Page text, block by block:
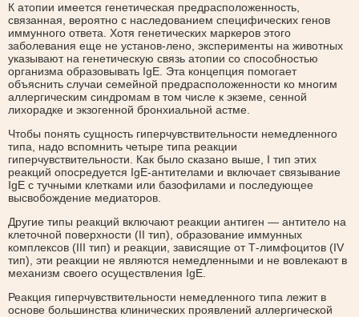
К атопии имеется генетическая предрасположенность,
связанная, вероятно с наследованием специфических генов
иммунного ответа. Хотя генетических маркеров этого
заболевания еще не установ-лено, эксперименты на животных
указывают на генетическую связь атопии со способностью
организма образовывать IgE. Эта концепция помогает
объяснить случаи семейной предрасположенности ко многим
аллергическим синдромам в том числе к экземе, сенной
лихорадке и экзогенной бронхиальной астме.
Чтобы понять сущность гиперчувствительности немедленного
типа, надо вспомнить четыре типа реакции
гиперчувствительности. Как было сказано выше, I тип этих
реакций опосредуется IgE-антителами и включает связывание
IgE с тучными клетками или базофилами и последующее
высвобождение медиаторов.
Другие типы реакций включают реакции антиген — антитело на
клеточной поверхности (II тип), образование иммунных
комплексов (III тип) и реакции, зависящие от Т-лимфоцитов (IV
тип), эти реакции не являются немедленными и не вовлекают в
механизм своего осуществления IgE.
Реакция гиперчувствительности немедленного типа лежит в
основе большинства клинических проявлений аллергической